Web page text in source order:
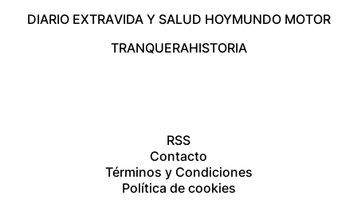
DIARIO EXTRAVIDA Y SALUD HOYMUNDO MOTOR
TRANQUERAHISTORIA
RSS
Contacto
Términos y Condiciones
Política de cookies